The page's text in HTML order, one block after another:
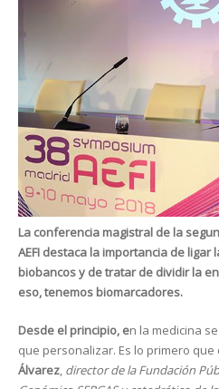
La conferencia magistral de la
AEFI destaca la importancia de ligar
biobancos y de tratar de dividir la
eso, tenemos biomarcadores.
Desde el principio, en la medicina
que personalizar. Es lo primero que
Álvarez, director de la Fundación